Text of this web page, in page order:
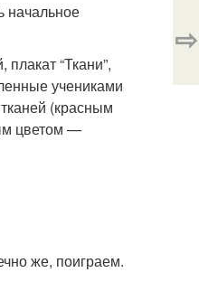
начальное
“Ткани”,
учениками
(красным
цветом —
же, поиграем.
⇨